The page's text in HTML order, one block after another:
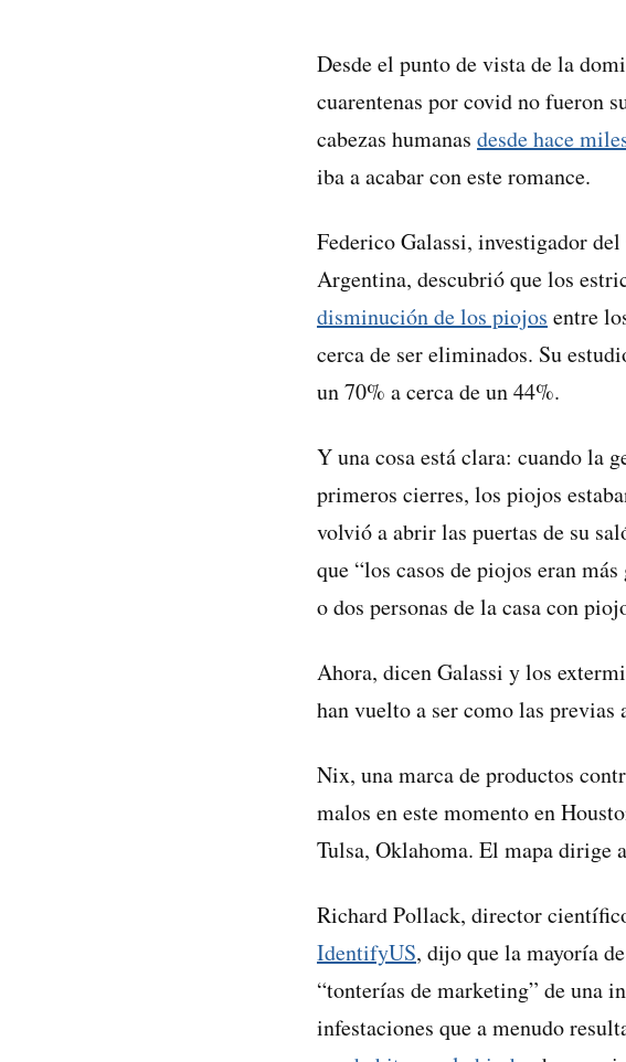
Desde el punto de vista de la
cuarentenas por covid no fueron
cabezas humanas desde hace
iba a acabar con este romance.
Federico Galassi, investigador
Argentina, descubrió que los
disminución de los piojos entre
cerca de ser eliminados. Su
un 70% a cerca de un 44%.
Y una cosa está clara: cuando la
primeros cierres, los piojos
volvió a abrir las puertas de su
que “los casos de piojos eran
o dos personas de la casa con
Ahora, dicen Galassi y los
han vuelto a ser como las previas
Nix, una marca de productos
malos en este momento en
Tulsa, Oklahoma. El mapa dirige
Richard Pollack, director
IdentifyUS, dijo que la mayoría
“tonterías de marketing” de una
infestaciones que a menudo